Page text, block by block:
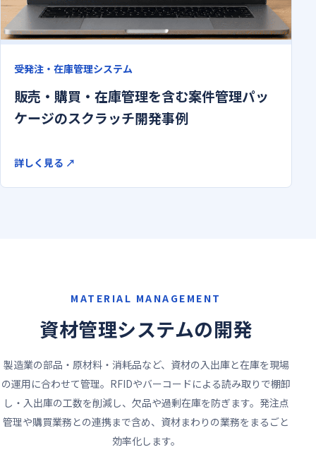
受発注・在庫管理システム
販売・購買・在庫管理を含む案件管理パッ
ケージのスクラッチ開発事例
詳しく見る ↗
MATERIAL MANAGEMENT
資材管理システムの開発
製造業の部品・原材料・消耗品など、資材の入出庫と在庫を現場
の運用に合わせて管理。RFIDやバーコードによる読み取りで棚卸
し・入出庫の工数を削減し、欠品や過剰在庫を防ぎます。発注点
管理や購買業務との連携まで含め、資材まわりの業務をまるごと
効率化します。